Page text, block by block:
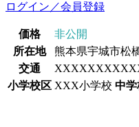
ログイン／会員登録
価格
非公開
所在地
熊本県宇城市松
交通
小学校区 XXX小学校 中